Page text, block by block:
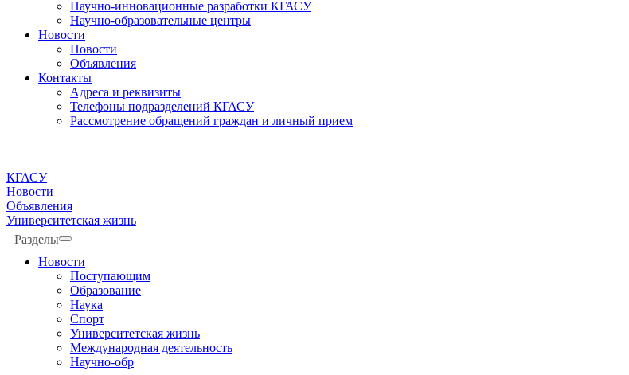
Научно-инновационные разработки КГАСУ
Научно-образовательные центры
Новости
Новости
Объявления
Контакты
Адреса и реквизиты
Телефоны подразделений КГАСУ
Рассмотрение обращений граждан и личный прием
КГАСУ
Новости
Объявления
Университетская жизнь
Разделы
Новости
Поступающим
Образование
Наука
Спорт
Университетская жизнь
Международная деятельность
Научно-обр